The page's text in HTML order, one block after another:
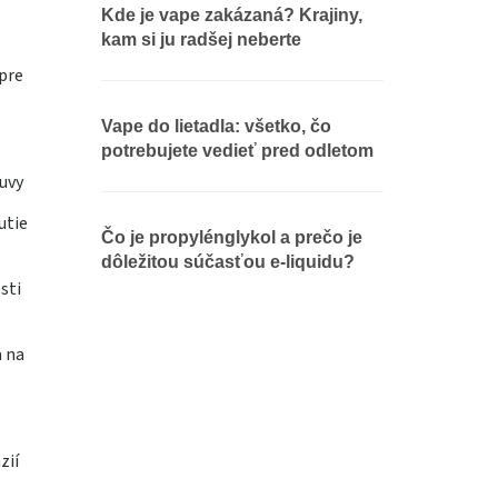
na
Kde je vape zakázaná? Krajiny,
kam si ju radšej neberte
Vape do lietadla: všetko, čo
potrebujete vedieť pred odletom
Čo je propylénglykol a prečo je
dôležitou súčasťou e-liquidu?